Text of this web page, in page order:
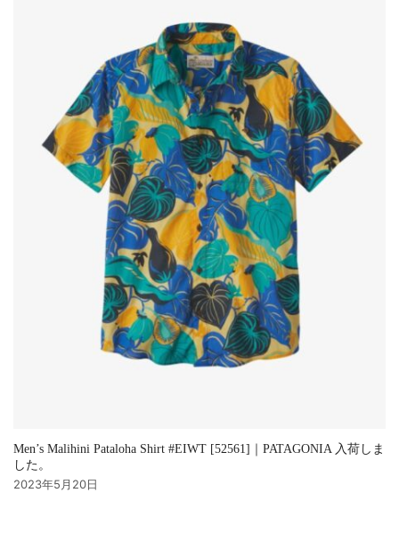
Men’s Malihini Pataloha Shirt #EIWT [52561]｜PATAGONIA 入荷しま
した。
2023年5月20日